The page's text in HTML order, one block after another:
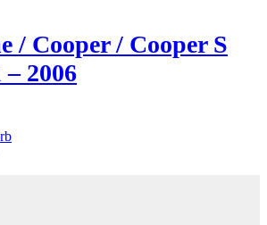
/ Cooper / Cooper S
2006